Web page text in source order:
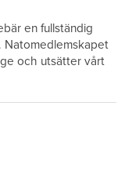
en fullständig
Natomedlemskapet
och utsätter vårt